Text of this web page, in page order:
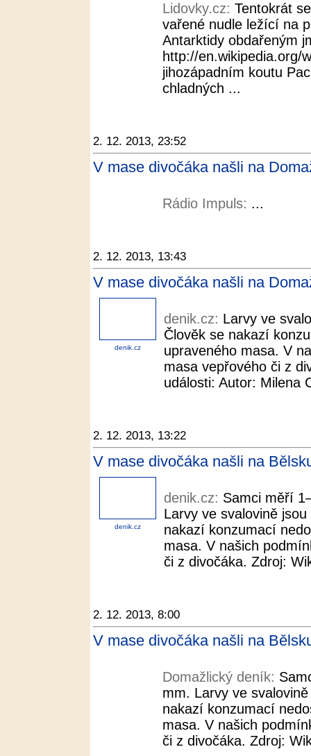
Lidovky.cz: Tentokrát
vařené nudle ležící na
Antarktidy obdařeným
http://en.wikipedia.org/
jihozápadním koutu
chladných ...
2. 12. 2013, 23:52
V mase divočáka našli na
Rádio Impuls: ...
2. 12. 2013, 13:43
V mase divočáka našli na
denik.cz
denik.cz: Larvy ve
Člověk se nakazí
upraveného masa. V
masa vepřového či z
události: Autor: Milena
2. 12. 2013, 13:22
V mase divočáka našli na
denik.cz
denik.cz: Samci měří
Larvy ve svalovině
nakazí konzumací
masa. V našich
či z divočáka. Zdroj:
2. 12. 2013, 8:00
V mase divočáka našli na
Domažlický deník:
mm. Larvy ve
nakazí konzumací
masa. V našich
či z divočáka. Zdroj: